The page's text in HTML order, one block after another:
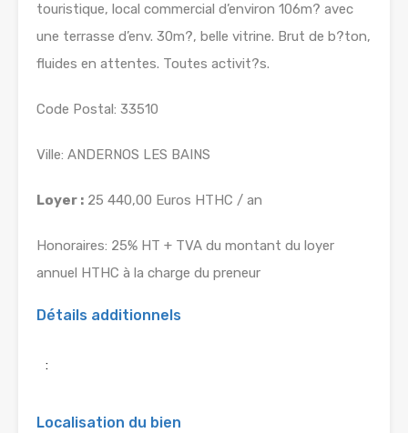
touristique, local commercial d’environ 106m? avec
une terrasse d’env. 30m?, belle vitrine. Brut de b?ton,
fluides en attentes. Toutes activit?s.
Code Postal: 33510
Ville: ANDERNOS LES BAINS
Loyer : 25 440,00 Euros HTHC / an
Honoraires: 25% HT + TVA du montant du loyer
annuel HTHC à la charge du preneur
Détails additionnels
:
Localisation du bien